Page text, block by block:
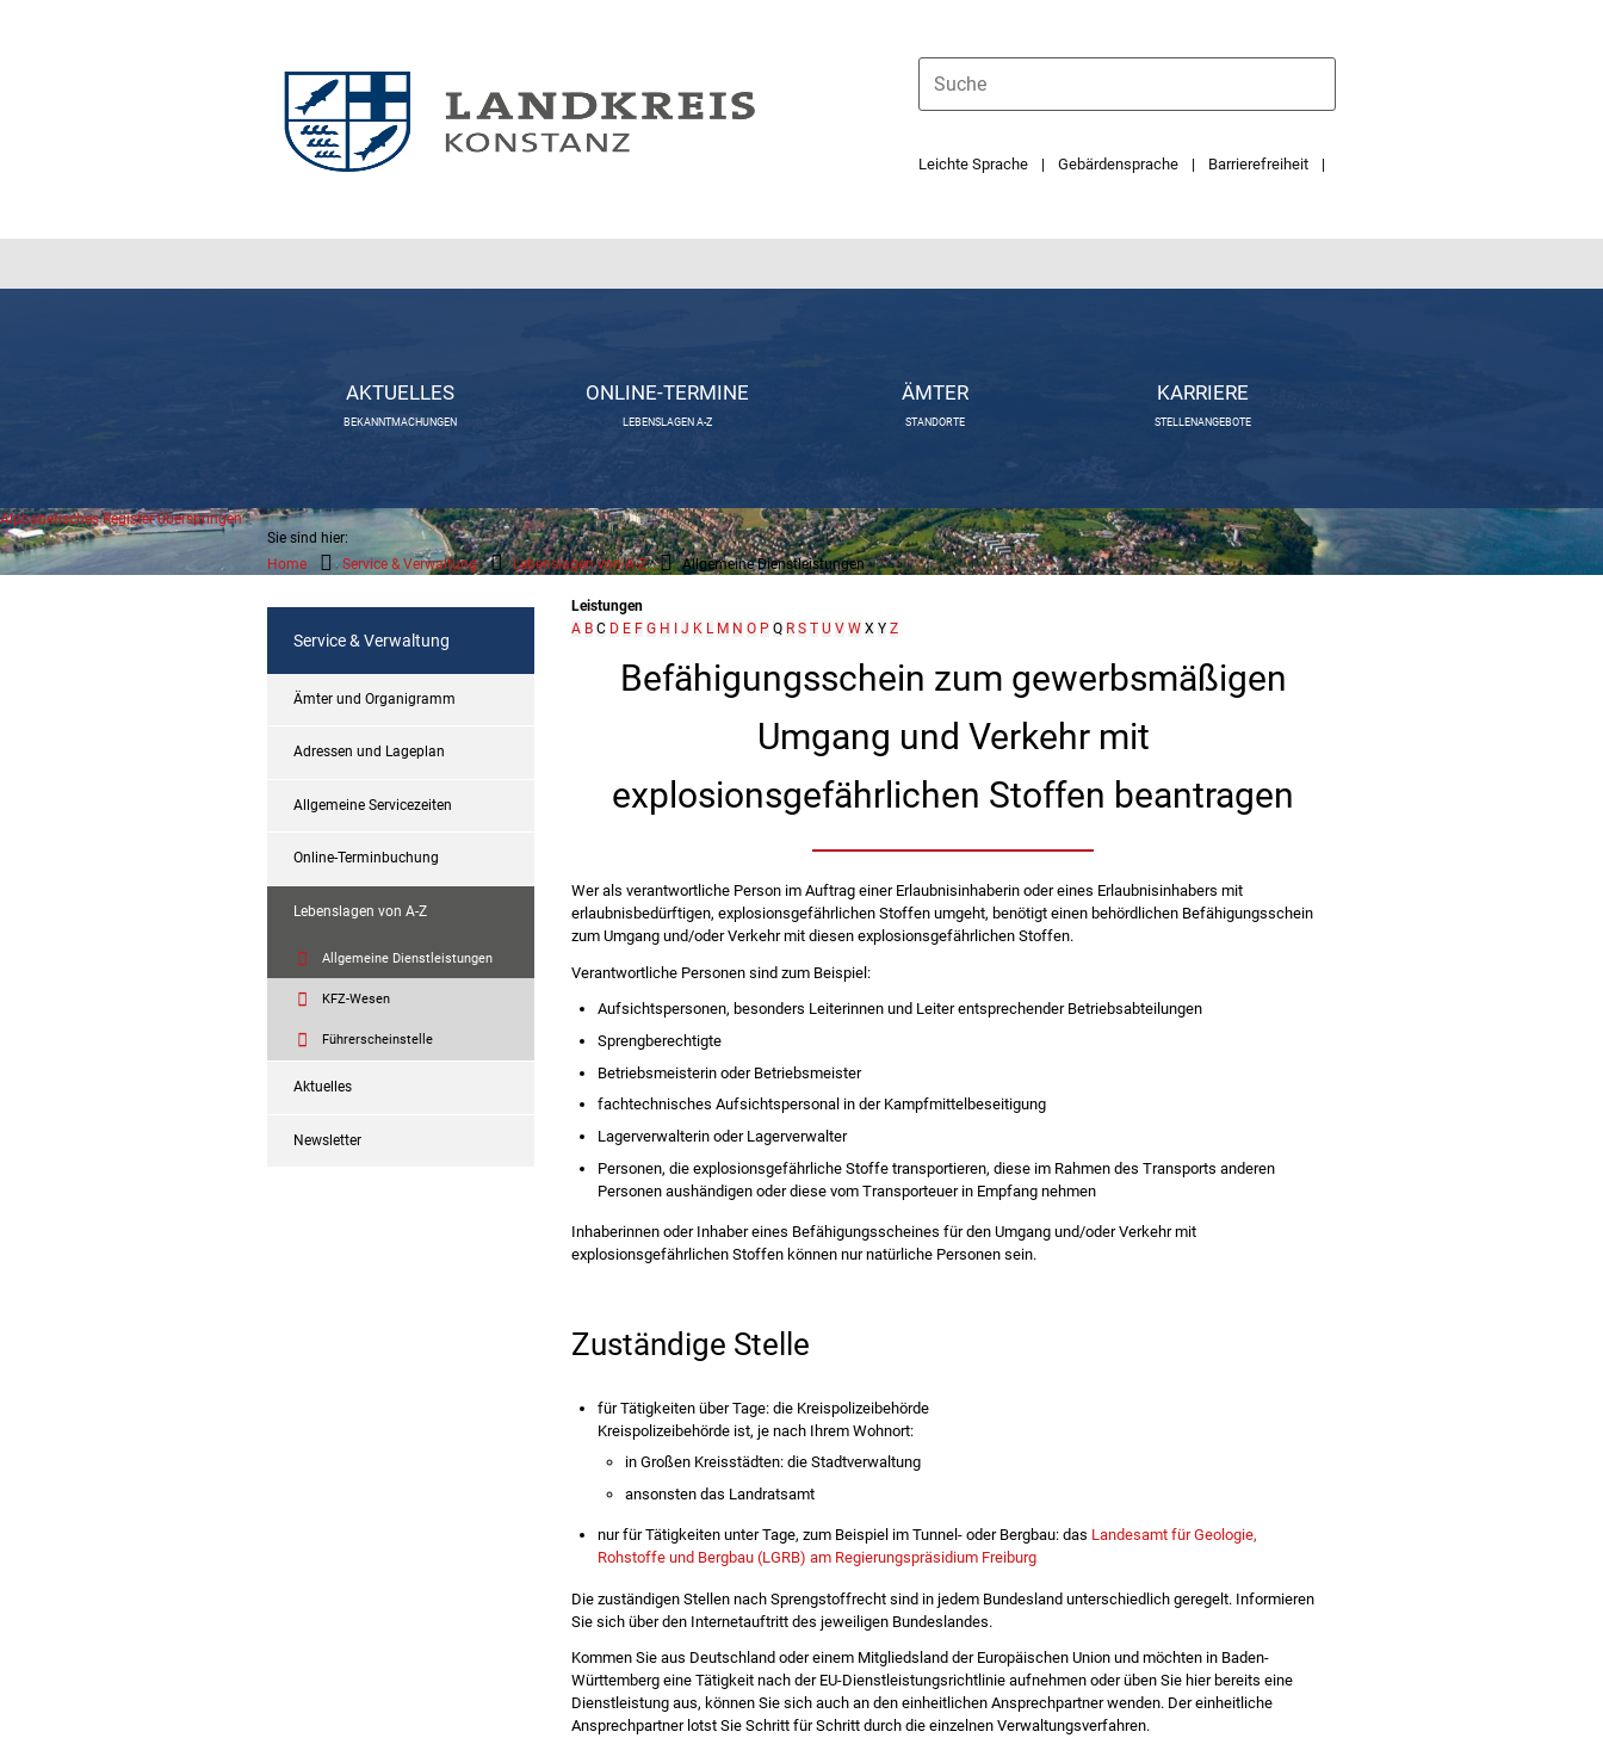
Leichte Sprache Gebärdensprache Barrierefreiheit
AKTUELLES
BEKANNTMACHUNGEN
ONLINE-TERMINE
LEBENSLAGEN A-Z
ÄMTER
STANDORTE
KARRIERE
STELLENANGEBOTE
Sie sind hier:
Home
Service & Verwaltung Lebenslagen von A-Z Allgemeine Dienstleistungen
Service & Verwaltung
Ämter und Organigramm
Adressen und Lageplan
Allgemeine Servicezeiten
Online-Terminbuchung
Lebenslagen von A-Z
Allgemeine Dienstleistungen
KFZ-Wesen
Führerscheinstelle
Aktuelles
Newsletter
Leistungen
Alphabetisches Register überspringen
A B C D E F G H I J K L M N O P Q R S T U V W X Y Z
Befähigungsschein zum gewerbsmäßigen
Umgang und Verkehr mit
explosionsgefährlichen Stoffen beantragen
Wer als verantwortliche Person im Auftrag einer Erlaubnisinhaberin oder eines Erlaubnisinhabers mit
erlaubnisbedürftigen, explosionsgefährlichen Stoffen umgeht, benötigt einen behördlichen Befähigungsschein
zum Umgang und/oder Verkehr mit diesen explosionsgefährlichen Stoffen.
Verantwortliche Personen sind zum Beispiel:
Aufsichtspersonen, besonders Leiterinnen und Leiter entsprechender Betriebsabteilungen
Sprengberechtigte
Betriebsmeisterin oder Betriebsmeister
fachtechnisches Aufsichtspersonal in der Kampfmittelbeseitigung
Lagerverwalterin oder Lagerverwalter
Personen, die explosionsgefährliche Stoffe transportieren, diese im Rahmen des Transports anderen
Personen aushändigen oder diese vom Transporteuer in Empfang nehmen
Inhaberinnen oder Inhaber eines Befähigungsscheines für den Umgang und/oder Verkehr mit
explosionsgefährlichen Stoffen können nur natürliche Personen sein.
Zuständige Stelle
für Tätigkeiten über Tage: die Kreispolizeibehörde
Kreispolizeibehörde ist, je nach Ihrem Wohnort:
in Großen Kreisstädten: die Stadtverwaltung
ansonsten das Landratsamt
nur für Tätigkeiten unter Tage, zum Beispiel im Tunnel- oder Bergbau: das Landesamt für Geologie,
Rohstoffe und Bergbau (LGRB) am Regierungspräsidium Freiburg
Die zuständigen Stellen nach Sprengstoffrecht sind in jedem Bundesland unterschiedlich geregelt. Informieren
Sie sich über den Internetauftritt des jeweiligen Bundeslandes.
Kommen Sie aus Deutschland oder einem Mitgliedsland der Europäischen Union und möchten in Baden-
Württemberg eine Tätigkeit nach der EU-Dienstleistungsrichtlinie aufnehmen oder üben Sie hier bereits eine
Dienstleistung aus, können Sie sich auch an den einheitlichen Ansprechpartner wenden. Der einheitliche
Ansprechpartner lotst Sie Schritt für Schritt durch die einzelnen Verwaltungsverfahren.